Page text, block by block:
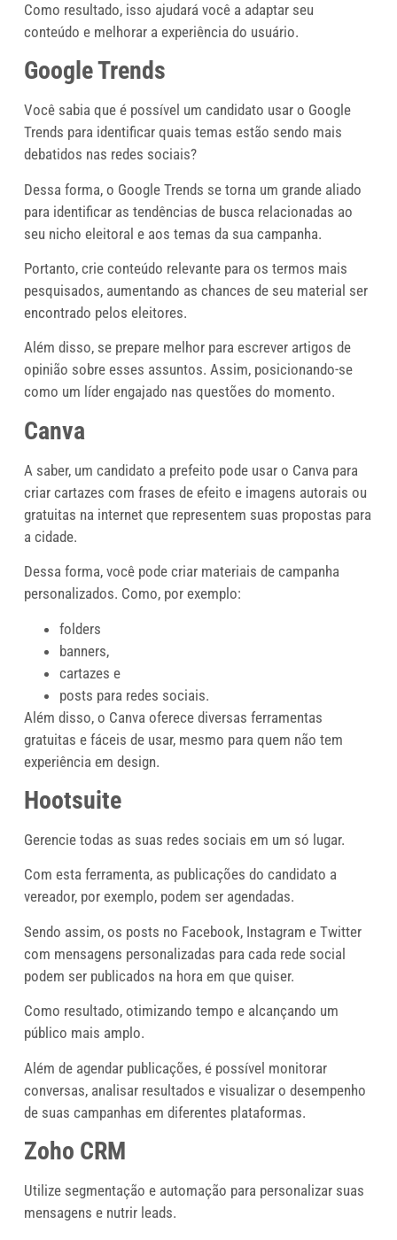
Como resultado, isso ajudará você a adaptar seu
conteúdo e melhorar a experiência do usuário.
Google Trends
Você sabia que é possível um candidato usar o Google
Trends para identificar quais temas estão sendo mais
debatidos nas redes sociais?
Dessa forma, o Google Trends se torna um grande aliado
para identificar as tendências de busca relacionadas ao
seu nicho eleitoral e aos temas da sua campanha.
Portanto, crie conteúdo relevante para os termos mais
pesquisados, aumentando as chances de seu material ser
encontrado pelos eleitores.
Além disso, se prepare melhor para escrever artigos de
opinião sobre esses assuntos. Assim, posicionando-se
como um líder engajado nas questões do momento.
Canva
A saber, um candidato a prefeito pode usar o Canva para
criar cartazes com frases de efeito e imagens autorais ou
gratuitas na internet que representem suas propostas para
a cidade.
Dessa forma, você pode criar materiais de campanha
personalizados. Como, por exemplo:
folders
banners,
cartazes e
posts para redes sociais.
Além disso, o Canva oferece diversas ferramentas
gratuitas e fáceis de usar, mesmo para quem não tem
experiência em design.
Hootsuite
Gerencie todas as suas redes sociais em um só lugar.
Com esta ferramenta, as publicações do candidato a
vereador, por exemplo, podem ser agendadas.
Sendo assim, os posts no Facebook, Instagram e Twitter
com mensagens personalizadas para cada rede social
podem ser publicados na hora em que quiser.
Como resultado, otimizando tempo e alcançando um
público mais amplo.
Além de agendar publicações, é possível monitorar
conversas, analisar resultados e visualizar o desempenho
de suas campanhas em diferentes plataformas.
Zoho CRM
Utilize segmentação e automação para personalizar suas
mensagens e nutrir leads.